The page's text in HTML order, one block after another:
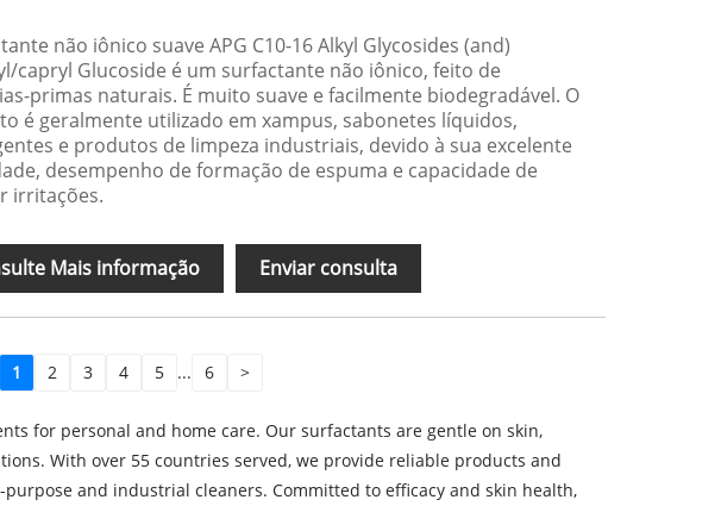
não iônico suave APG C10-16 Alkyl Glycosides (and)
capryl Glucoside é um surfactante não iônico, feito de
primas naturais. É muito suave e facilmente biodegradável. O
é geralmente utilizado em xampus, sabonetes líquidos,
e produtos de limpeza industriais, devido à sua excelente
desempenho de formação de espuma e capacidade de
irritações.
Mais informação Enviar consulta
1 2 3 4 5 ... 6 >
for personal and home care. Our surfactants are gentle on skin,
With over 55 countries served, we provide reliable products and
and industrial cleaners. Committed to efficacy and skin health,